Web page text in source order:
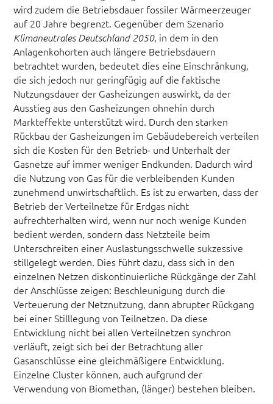
wird zudem die Betriebsdauer fossiler Wärmeerzeuger
auf 20 Jahre begrenzt. Gegenüber dem Szenario
Klimaneutrales Deutschland 2050, in dem in den
Anlagenkohorten auch längere Betriebsdauern
betrachtet wurden, bedeutet dies eine Einschränkung,
die sich jedoch nur geringfügig auf die faktische
Nutzungsdauer der Gasheizungen auswirkt, da der
Ausstieg aus den Gasheizungen ohnehin durch
Markteffekte unterstützt wird. Durch den starken
Rückbau der Gasheizungen im Gebäudebereich verteilen
sich die Kosten für den Betrieb- und Unterhalt der
Gasnetze auf immer weniger Endkunden. Dadurch wird
die Nutzung von Gas für die verbleibenden Kunden
zunehmend unwirtschaftlich. Es ist zu erwarten, dass der
Betrieb der Verteilnetze für Erdgas nicht
aufrechterhalten wird, wenn nur noch wenige Kunden
bedient werden, sondern dass Netzteile beim
Unterschreiten einer Auslastungsschwelle sukzessive
stillgelegt werden. Dies führt dazu, dass sich in den
einzelnen Netzen diskontinuierliche Rückgänge der Zahl
der Anschlüsse zeigen: Beschleunigung durch die
Verteuerung der Netznutzung, dann abrupter Rückgang
bei einer Stilllegung von Teilnetzen. Da diese
Entwicklung nicht bei allen Verteilnetzen synchron
verläuft, zeigt sich bei der Betrachtung aller
Gasanschlüsse eine gleichmäßigere Entwicklung.
Einzelne Cluster können, auch aufgrund der
Verwendung von Biomethan, (länger) bestehen bleiben.